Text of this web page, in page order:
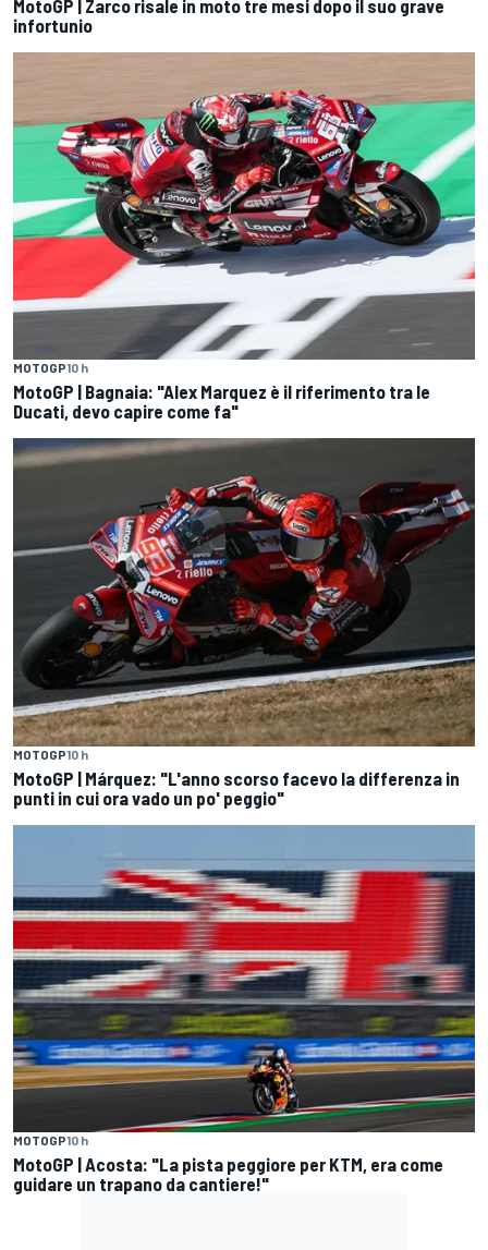
MotoGP | Zarco risale in moto tre mesi dopo il suo grave
infortunio
MOTOGP10 h
MotoGP | Bagnaia: "Alex Marquez è il riferimento tra le
Ducati, devo capire come fa"
MOTOGP10 h
MotoGP | Márquez: "L'anno scorso facevo la differenza in
punti in cui ora vado un po' peggio"
MOTOGP10 h
MotoGP | Acosta: "La pista peggiore per KTM, era come
guidare un trapano da cantiere!"